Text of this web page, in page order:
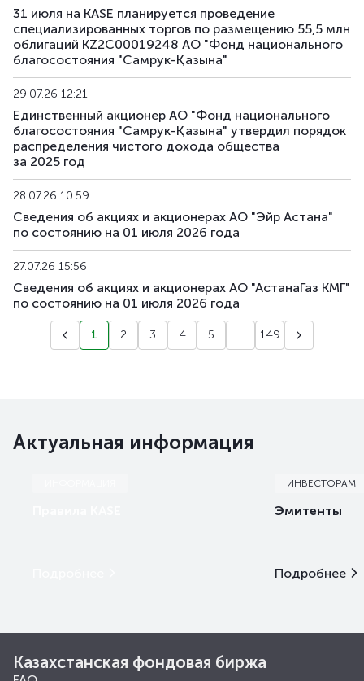
31 июля на KASE планируется проведение
специализированных торгов по размещению 55,5 млн
облигаций KZ2C00019248 АО "Фонд национального
благосостояния "Самрук-Қазына"
29.07.26 12:21
Единственный акционер АО "Фонд национального
благосостояния "Самрук-Қазына" утвердил порядок
распределения чистого дохода общества
за 2025 год
28.07.26 10:59
Сведения об акциях и акционерах АО "Эйр Астана"
по состоянию на 01 июля 2026 года
27.07.26 15:56
Сведения об акциях и акционерах АО "АстанаГаз КМГ"
по состоянию на 01 июля 2026 года
1 2 3 4 5 ... 149
Актуальная информация
ИНВЕСТОРАМ
Эмитенты
Подробнее
Казахстанская фондовая биржа